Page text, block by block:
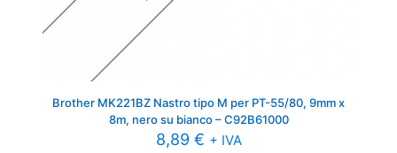
Brother MK221BZ Nastro tipo M per PT-55/80, 9mm x
8m, nero su bianco – C92B61000
8,89 € + IVA